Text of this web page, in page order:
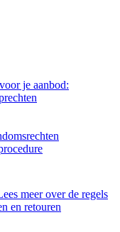
je aanbod:
meer over de regels
en retouren